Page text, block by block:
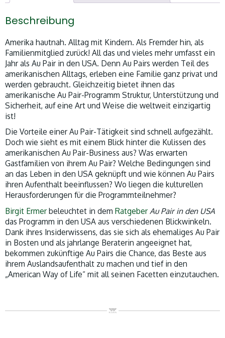
Beschreibung
Amerika hautnah. Alltag mit Kindern. Als Fremder hin, als
Familienmitglied zurück! All das und vieles mehr umfasst ein
Jahr als Au Pair in den USA. Denn Au Pairs werden Teil des
amerikanischen Alltags, erleben eine Familie ganz privat und
werden gebraucht. Gleichzeitig bietet ihnen das
amerikanische Au Pair-Programm Struktur, Unterstützung und
Sicherheit, auf eine Art und Weise die weltweit einzigartig
ist!
Die Vorteile einer Au Pair-Tätigkeit sind schnell aufgezählt.
Doch wie sieht es mit einem Blick hinter die Kulissen des
amerikanischen Au Pair-Business aus? Was erwarten
Gastfamilien von ihrem Au Pair? Welche Bedingungen sind
an das Leben in den USA geknüpft und wie können Au Pairs
ihren Aufenthalt beeinflussen? Wo liegen die kulturellen
Herausforderungen für die Programmteilnehmer?
Birgit Ermer beleuchtet in dem Ratgeber Au Pair in den USA
das Programm in den USA aus verschiedenen Blickwinkeln.
Dank ihres Insiderwissens, das sie sich als ehemaliges Au Pair
in Bosten und als jahrlange Beraterin angeeignet hat,
bekommen zukünftige Au Pairs die Chance, das Beste aus
ihrem Auslandsaufenthalt zu machen und tief in den
„American Way of Life“ mit all seinen Facetten einzutauchen.